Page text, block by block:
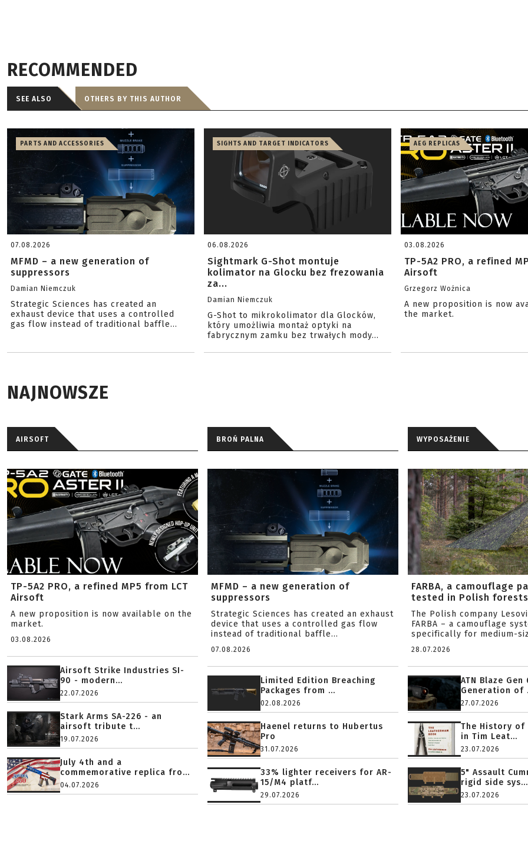
RECOMMENDED
SEE ALSO OTHERS BY THIS AUTHOR
PARTS AND ACCESSORIES
07.08.2026
MFMD – a new generation of
suppressors
Damian Niemczuk
Strategic Sciences has created an
exhaust device that uses a controlled
gas flow instead of traditional baffle...
SIGHTS AND TARGET INDICATORS
06.08.2026
Sightmark G-Shot montuje
kolimator na Glocku bez frezowania
za...
Damian Niemczuk
G-Shot to mikrokolimator dla Glocków,
który umożliwia montaż optyki na
fabrycznym zamku bez trwałych mody...
AEG REPLICAS
03.08.2026
TP-5A2 PRO, a refined
Airsoft
Grzegorz Woźnica
A new proposition is now
the market.
NAJNOWSZE
AIRSOFT
TP-5A2 PRO, a refined MP5 from LCT
Airsoft
A new proposition is now available on the
market.
03.08.2026
Airsoft Strike Industries SI-
90 - modern...
22.07.2026
Stark Arms SA-226 - an
airsoft tribute t...
19.07.2026
July 4th and a
commemorative replica fro...
04.07.2026
BROŃ PALNA
MFMD – a new generation of
suppressors
Strategic Sciences has created an exhaust
device that uses a controlled gas flow
instead of traditional baffle...
07.08.2026
Limited Edition Breaching
Packages from ...
02.08.2026
Haenel returns to Hubertus
Pro
31.07.2026
33% lighter receivers for AR-
15/M4 platf...
29.07.2026
WYPOSAŻENIE
FARBA, a camouflage
tested in Polish forests
The Polish company
FARBA – a camouflage
specifically for medium-
28.07.2026
ATN Blaze Gen
Generation of
27.07.2026
The History
in Tim Leat...
23.07.2026
5" Assault
rigid side sys...
23.07.2026